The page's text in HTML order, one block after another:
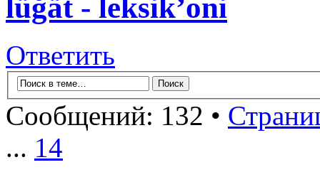
lüğät - leksik’oni
Ответить
Сообщений: 132 •
... 14